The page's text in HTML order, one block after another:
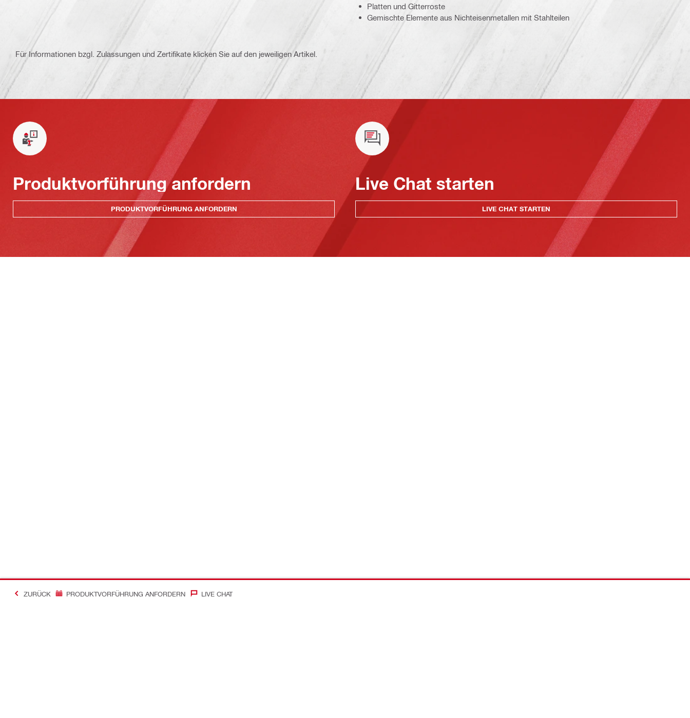
Platten und Gitterroste
Gemischte Elemente aus Nichteisenmetallen mit Stahlteilen
Für Informationen bzgl. Zulassungen und Zertifikate klicken Sie auf den jeweiligen Artikel.
Produktvorführung anfordern
PRODUKTVORFÜHRUNG ANFORDERN
Live Chat starten
LIVE CHAT STARTEN
ZURÜCK PRODUKTVORFÜHRUNG ANFORDERN LIVE CHAT